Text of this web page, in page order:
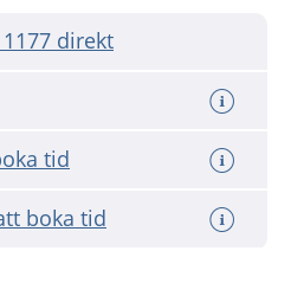
direkt
tid
boka tid